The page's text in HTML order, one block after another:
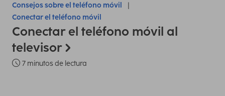
Consejos sobre el teléfono móvil
Conectar el teléfono móvil
Conectar el teléfono móvil al
televisor
7 minutos de lectura